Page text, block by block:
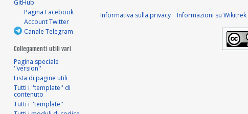
GitHub
Pagina Facebook
Account Twitter
Canale Telegram
Collegamenti utili vari
Pagina speciale
''version''
Lista di pagine utili
Tutti i ''template'' di
contenuto
Tutti i ''template''
Informativa sulla privacy Informazioni su Wikitrek